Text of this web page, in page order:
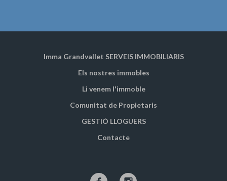
Imma Grandvallet SERVEIS IMMOBILIARIS
Els nostres immobles
Li venem l'immoble
Comunitat de Propietaris
GESTIÓ LLOGUERS
Contacte